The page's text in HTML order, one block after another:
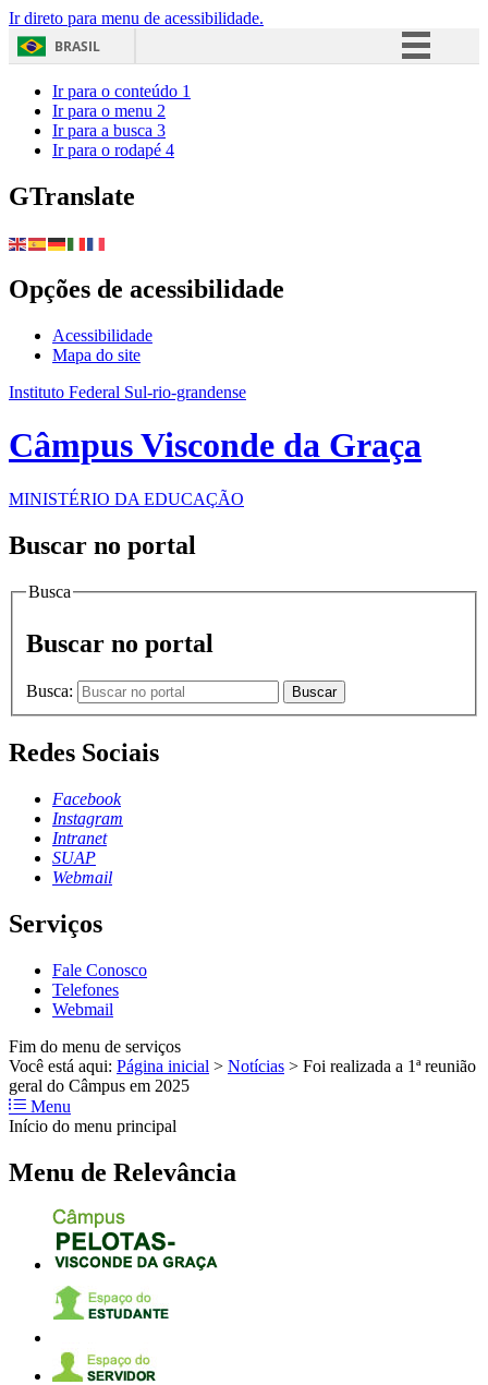
Ir direto para menu de acessibilidade.
BRASIL
Ir para o conteúdo 1
Ir para o menu 2
Ir para a busca 3
Ir para o rodapé 4
GTranslate
Opções de acessibilidade
Acessibilidade
Mapa do site
Instituto Federal Sul-rio-grandense
Câmpus Visconde da Graça
MINISTÉRIO DA EDUCAÇÃO
Buscar no portal
Busca
Buscar no portal
Busca: Buscar
Redes Sociais
Facebook
Instagram
Intranet
SUAP
Webmail
Serviços
Fale Conosco
Telefones
Webmail
Fim do menu de serviços
Você está aqui: Página inicial > Notícias > Foi realizada a 1ª reunião
geral do Câmpus em 2025
Menu
Início do menu principal
Menu de Relevância